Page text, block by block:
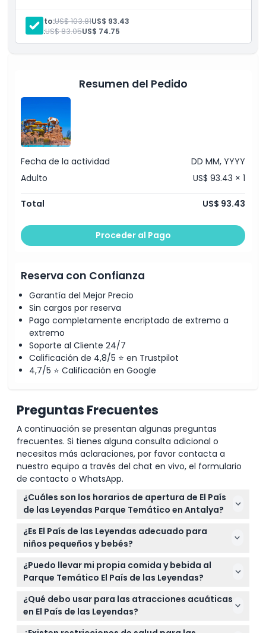
Exclusiones
Horario de Apertura
Cosas a Saber
Cómo Canjear
Política de Cancelación
Adulto:US$ 103.81US$ 93.43
Niño:US$ 83.05US$ 74.75
Resumen del Pedido
Fecha de la actividad
DD MM, YYYY
Adulto
US$ 93.43 × 1
Total US$ 93.43
Proceder al Pago
Reserva con Confianza
Garantía del Mejor Precio
Sin cargos por reserva
Pago completamente encriptado de extremo a
extremo
Soporte al Cliente 24/7
Calificación de 4,8/5 ⭐ en Trustpilot
4,7/5 ⭐ Calificación en Google
Preguntas Frecuentes
A continuación se presentan algunas preguntas
frecuentes. Si tienes alguna consulta adicional o
necesitas más aclaraciones, por favor contacta a
nuestro equipo a través del chat en vivo, el formulario
de contacto o WhatsApp.
¿Cuáles son los horarios de apertura de El País
de las Leyendas Parque Temático en Antalya?
El parque está abierto todos los días de 10:00 AM a
6:00 PM durante todo el año. Por favor, consulte la
disponibilidad y los horarios de apertura durante su
reserva en línea ya que pueden variar (sujeto a
cambios — confirme al momento de la reserva).
¿Es El País de las Leyendas adecuado para
niños pequeños y bebés?
Sí, el parque es familiar con piscinas seguras y
atracciones suaves para niños pequeños. Los niños
de 0 a 3 años entran gratis pero deben estar
acompañados por un adulto que pague.
¿Puedo llevar mi propia comida y bebida al
Parque Temático El País de las Leyendas?
Las comidas y bebidas no están incluidas y
generalmente no se permite comida o bebida
personal dentro del parque. Puede comprar
¿Qué debo usar para las atracciones acuáticas
en El País de las Leyendas?
Se recomienda evitar ropa o accesorios con